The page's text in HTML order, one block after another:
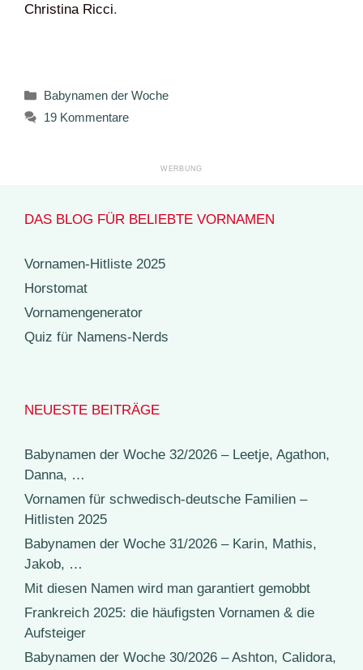
Christina Ricci.
Kategorien
Babynamen der Woche
19 Kommentare
DAS BLOG FÜR BELIEBTE VORNAMEN
Vornamen-Hitliste 2025
Horstomat
Vornamengenerator
Quiz für Namens-Nerds
NEUESTE BEITRÄGE
Babynamen der Woche 32/2026 – Leetje, Agathon,
Danna, …
Vornamen für schwedisch-deutsche Familien –
Hitlisten 2025
Babynamen der Woche 31/2026 – Karin, Mathis,
Jakob, …
Mit diesen Namen wird man garantiert gemobbt
Frankreich 2025: die häufigsten Vornamen & die
Aufsteiger
Babynamen der Woche 30/2026 – Ashton, Calidora,